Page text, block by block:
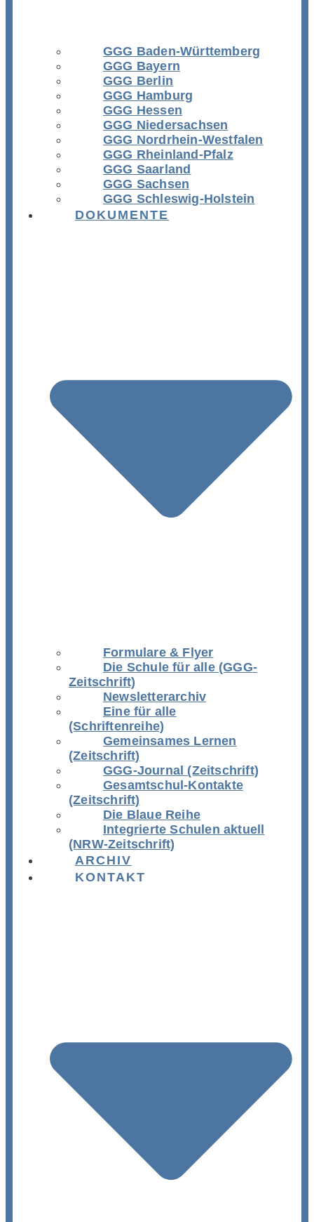
GGG Baden-Württemberg
GGG Bayern
GGG Berlin
GGG Hamburg
GGG Hessen
GGG Niedersachsen
GGG Nordrhein-Westfalen
GGG Rheinland-Pfalz
GGG Saarland
GGG Sachsen
GGG Schleswig-Holstein
DOKUMENTE
Formulare & Flyer
Die Schule für alle (GGG-
Zeitschrift)
Newsletterarchiv
Eine für alle
(Schriftenreihe)
Gemeinsames Lernen
(Zeitschrift)
GGG-Journal (Zeitschrift)
Gesamtschul-Kontakte
(Zeitschrift)
Die Blaue Reihe
Integrierte Schulen aktuell
(NRW-Zeitschrift)
ARCHIV
KONTAKT